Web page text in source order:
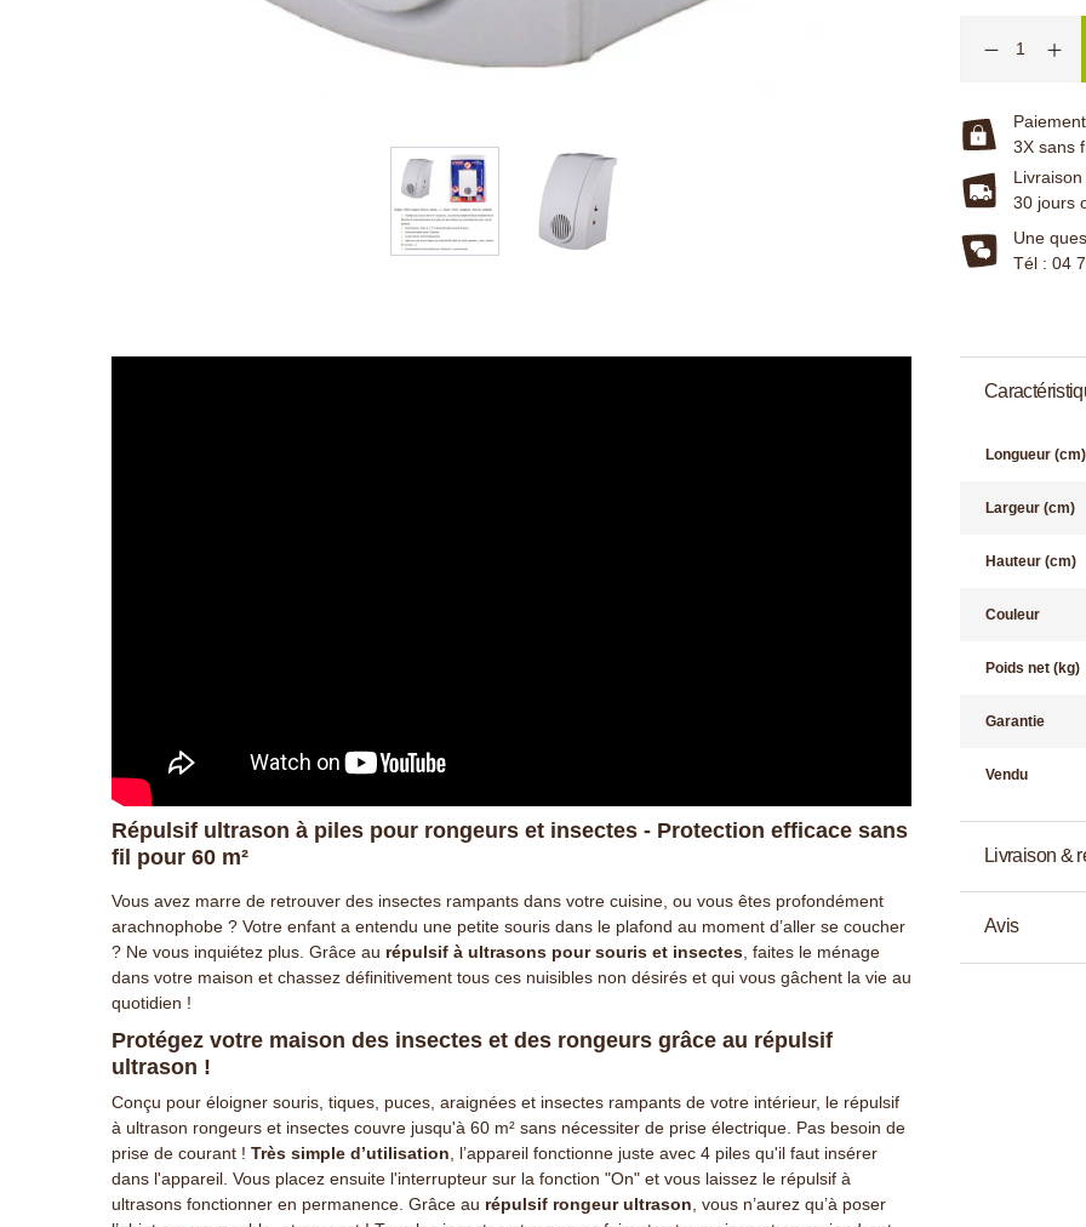
3X sans
30 jours
Une
Tél : 04
Répulsif ultrason à piles pour rongeurs et insectes - Protection efficace sans
fil pour 60 m²
Vous avez marre de retrouver des insectes rampants dans votre cuisine, ou vous êtes profondément
arachnophobe ? Votre enfant a entendu une petite souris dans le plafond au moment d’aller se coucher
? Ne vous inquiétez plus. Grâce au répulsif à ultrasons pour souris et insectes , faites le ménage
dans votre maison et chassez définitivement tous ces nuisibles non désirés et qui vous gâchent la vie au
quotidien !
Protégez votre maison des insectes et des rongeurs grâce au répulsif
ultrason !
Conçu pour éloigner souris, tiques, puces, araignées et insectes rampants de votre intérieur, le répulsif
à ultrason rongeurs et insectes couvre jusqu'à 60 m² sans nécessiter de prise électrique. Pas besoin de
prise de courant ! Très simple d’utilisation , l’appareil fonctionne juste avec 4 piles qu'il faut insérer
dans l'appareil. Vous placez ensuite l'interrupteur sur la fonction "On" et vous laissez le répulsif à
ultrasons fonctionner en permanence. Grâce au répulsif rongeur ultrason , vous n’aurez qu’à poser
Longueur (cm)
Largeur (cm)
Hauteur (cm)
Couleur
Poids net (kg)
Garantie
Vendu
Livraison &
Avis